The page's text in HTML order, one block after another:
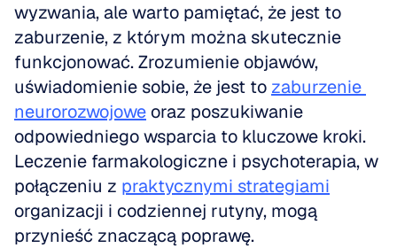
wyzwania, ale warto pamiętać, że jest to
zaburzenie, z którym można skutecznie
funkcjonować. Zrozumienie objawów,
uświadomienie sobie, że jest to zaburzenie
neurorozwojowe oraz poszukiwanie
odpowiedniego wsparcia to kluczowe kroki.
Leczenie farmakologiczne i psychoterapia, w
połączeniu z praktycznymi strategiami
organizacji i codziennej rutyny, mogą
przynieść znaczącą poprawę.